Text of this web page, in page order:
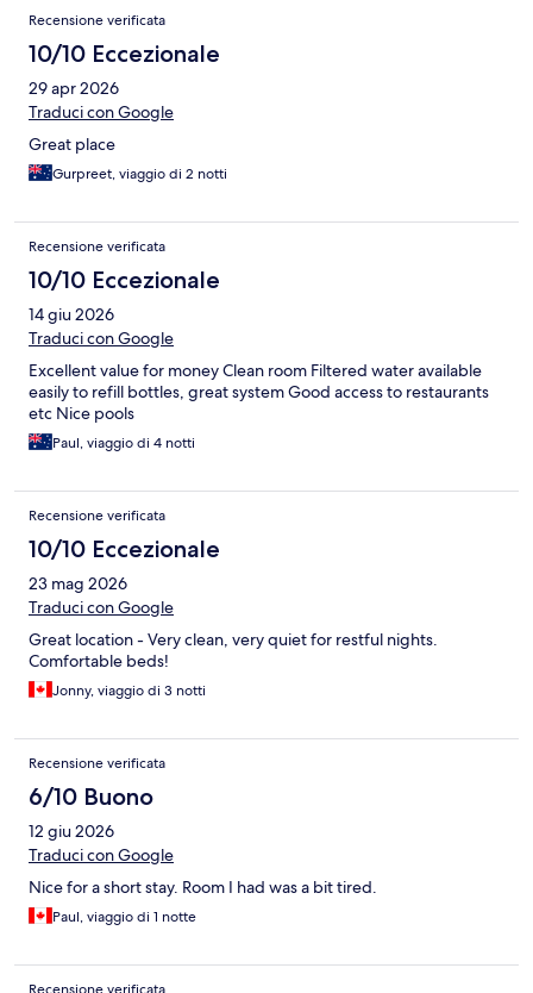
Recensione verificata
10/10 Eccezionale
29 apr 2026
Traduci con Google
Great place
Gurpreet, viaggio di 2 notti
Recensione verificata
10/10 Eccezionale
14 giu 2026
Traduci con Google
Excellent value for money Clean room Filtered water available
easily to refill bottles, great system Good access to restaurants
etc Nice pools
Paul, viaggio di 4 notti
Recensione verificata
10/10 Eccezionale
23 mag 2026
Traduci con Google
Great location - Very clean, very quiet for restful nights.
Comfortable beds!
Jonny, viaggio di 3 notti
Recensione verificata
6/10 Buono
12 giu 2026
Traduci con Google
Nice for a short stay. Room I had was a bit tired.
Paul, viaggio di 1 notte
Recensione verificata